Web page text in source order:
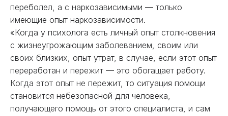
переболел, а с наркозависимыми — только
имеющие опыт наркозависимости.
«Когда у психолога есть личный опыт столкновения
с жизнеугрожающим заболеванием, своим или
своих близких, опыт утрат, в случае, если этот опыт
переработан и пережит — это обогащает работу.
Когда этот опыт не пережит, то ситуация помощи
становится небезопасной для человека,
получающего помощь от этого специалиста, и сам